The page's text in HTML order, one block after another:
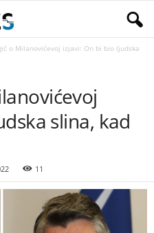
o Milanovićevoj izjavi: On bi bio ljudska
slina, kad
11